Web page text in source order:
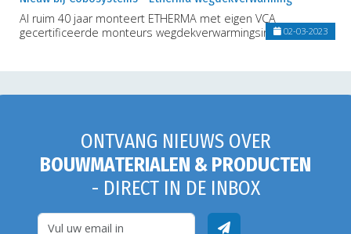
Al ruim 40 jaar monteert ETHERMA met eigen VCA
gecertificeerde monteurs wegdekverwarmingsinstallaties.
02-03-2023
ONTVANG NIEUWS OVER
BOUWMATERIALEN & PRODUCTEN
- DIRECT IN DE INBOX